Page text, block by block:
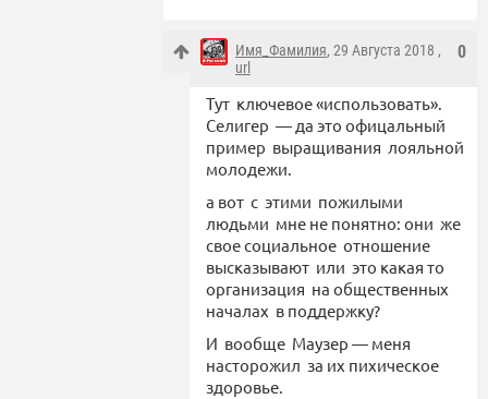
0
Имя_Фамилия, 29 Августа 2018 ,
url
Тут ключевое «использовать».
Селигер — да это офицальный
пример выращивания лояльной
молодежи.
а вот с этими пожилыми
людьми мне не понятно: они же
свое социальное отношение
высказывают или это какая то
организация на общественных
началах в поддержку?
И вообще Маузер — меня
насторожил за их пихическое
здоровье.